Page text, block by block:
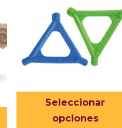
se
pueden
elegir
en
de
producto
Seleccionar
opciones